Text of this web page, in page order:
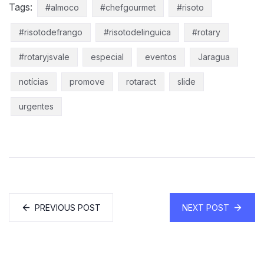
Tags: #almoco #chefgourmet #risoto
#risotodefrango #risotodelinguica #rotary
#rotaryjsvale especial eventos Jaragua
notícias promove rotaract slide
urgentes
PREVIOUS POST NEXT POST